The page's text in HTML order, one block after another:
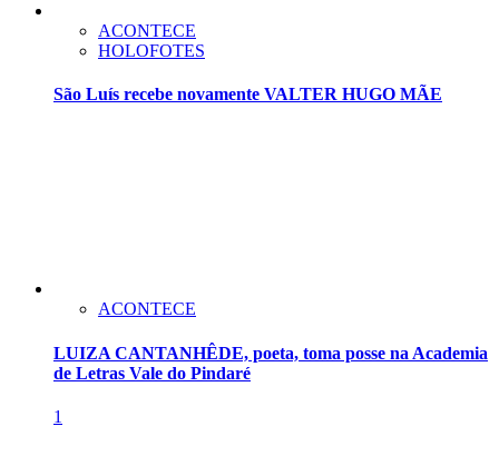
ACONTECE
HOLOFOTES
São Luís recebe novamente VALTER HUGO MÃE
ACONTECE
LUIZA CANTANHÊDE, poeta, toma posse na Academia
de Letras Vale do Pindaré
1